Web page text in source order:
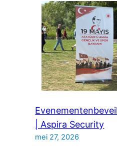
| Aspira Security
mei 27, 2026